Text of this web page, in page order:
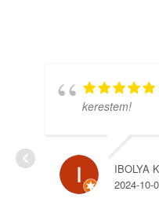
kerestem!
IBOLYA
2024-10-